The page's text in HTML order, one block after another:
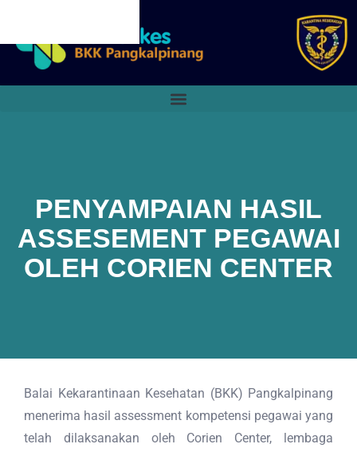
PENYAMPAIAN HASIL
ASSESEMENT PEGAWAI
OLEH CORIEN CENTER
Balai Kekarantinaan Kesehatan (BKK) Pangkalpinang
menerima hasil assessment kompetensi pegawai yang
telah dilaksanakan oleh Corien Center, lembaga